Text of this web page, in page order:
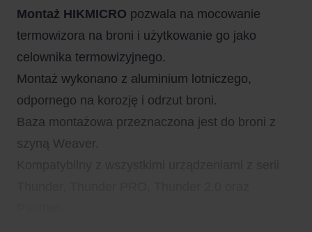
Montaż HIKMICRO pozwala na mocowanie
termowizora na broni i użytkowanie go jako
celownika termowizyjnego.
Montaż wykonano z aluminium lotniczego,
odpornego na korozję i odrzut broni.
Baza montażowa przeznaczona jest do broni z
szyną Weaver.